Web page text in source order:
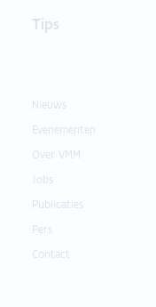
Tips
Nieuws
Evenementen
Over VMM
Jobs
Publicaties
Pers
Contact